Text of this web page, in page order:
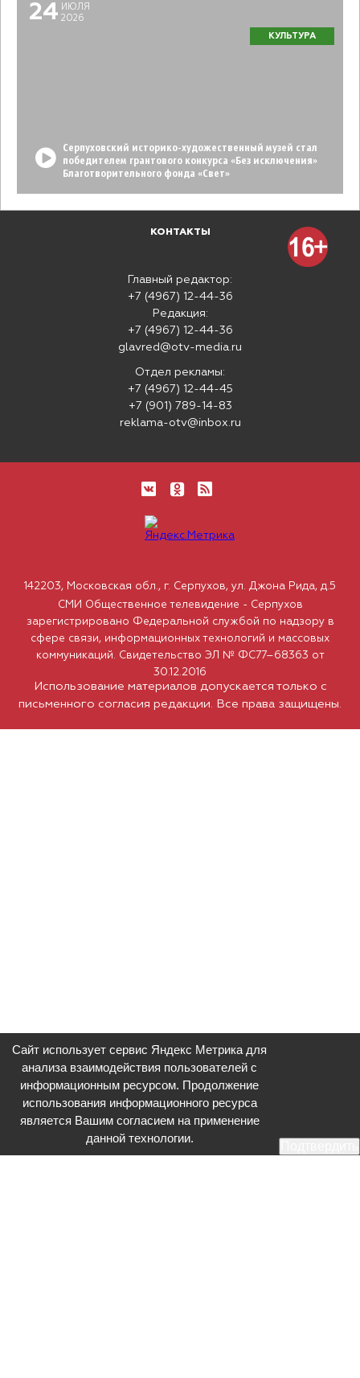
24 ИЮЛЯ
2026
КУЛЬТУРА
Серпуховский историко-художественный музей стал
победителем грантового конкурса «Без исключения»
Благотворительного фонда «Свет»
КОНТАКТЫ
Главный редактор:
+7 (4967) 12-44-36
Редакция:
+7 (4967) 12-44-36
glavred@otv-media.ru
Отдел рекламы:
+7 (4967) 12-44-45
+7 (901) 789-14-83
reklama-otv@inbox.ru
Использование материалов допускается только с
письменного согласия редакции. Все права защищены.
142203, Московская обл., г. Серпухов, ул. Джона Рида, д.5
СМИ Общественное телевидение - Серпухов
зарегистрировано Федеральной службой по надзору в
сфере связи, информационных технологий и массовых
коммуникаций. Свидетельство ЭЛ № ФС77–68363 от
30.12.2016
Сайт использует сервис Яндекс Метрика для
анализа взаимодействия пользователей с
информационным ресурсом. Продолжение
использования информационного ресурса
является Вашим согласием на применение
данной технологии.